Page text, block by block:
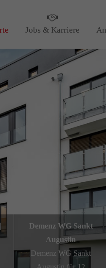
& Co KG
per Email
Jobs & Karriere
Demenz WG Sankt
Augustin
Demenz WG Sankt